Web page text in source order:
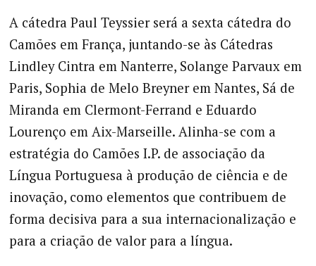
A cátedra Paul Teyssier será a sexta cátedra do
Camões em França, juntando-se às Cátedras
Lindley Cintra em Nanterre, Solange Parvaux em
Paris, Sophia de Melo Breyner em Nantes, Sá de
Miranda em Clermont-Ferrand e Eduardo
Lourenço em Aix-Marseille. Alinha-se com a
estratégia do Camões I.P. de associação da
Língua Portuguesa à produção de ciência e de
inovação, como elementos que contribuem de
forma decisiva para a sua internacionalização e
para a criação de valor para a língua.